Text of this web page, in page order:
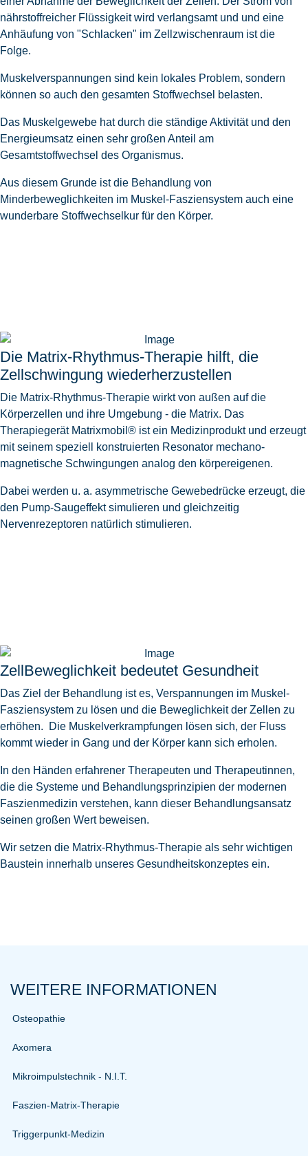
nährstoffreicher Flüssigkeit wird verlangsamt und und eine
Anhäufung von "Schlacken" im Zellzwischenraum ist die
Folge.
Muskelverspannungen sind kein lokales Problem, sondern
können so auch den gesamten Stoffwechsel belasten.
Das Muskelgewebe hat durch die ständige Aktivität und den
Energieumsatz einen sehr großen Anteil am
Gesamtstoffwechsel des Organismus.
Aus diesem Grunde ist die Behandlung von
Minderbeweglichkeiten im Muskel-Fasziensystem auch eine
wunderbare Stoffwechselkur für den Körper.
Die Matrix-Rhythmus-Therapie hilft, die
Zellschwingung wiederherzustellen
Die Matrix-Rhythmus-Therapie wirkt von außen auf die
Körperzellen und ihre Umgebung - die Matrix. Das
Therapiegerät Matrixmobil® ist ein Medizinprodukt und erzeugt
mit seinem speziell konstruierten Resonator mechano-
magnetische Schwingungen analog den körpereigenen.
Dabei werden u. a. asymmetrische Gewebedrücke erzeugt, die
den Pump-Saugeffekt simulieren und gleichzeitig
Nervenrezeptoren natürlich stimulieren.
ZellBeweglichkeit bedeutet Gesundheit
Das Ziel der Behandlung ist es, Verspannungen im Muskel-
Fasziensystem zu lösen und die Beweglichkeit der Zellen zu
erhöhen. Die Muskelverkrampfungen lösen sich, der Fluss
kommt wieder in Gang und der Körper kann sich erholen.
In den Händen erfahrener Therapeuten und Therapeutinnen,
die die Systeme und Behandlungsprinzipien der modernen
Faszienmedizin verstehen, kann dieser Behandlungsansatz
seinen großen Wert beweisen.
Wir setzen die Matrix-Rhythmus-Therapie als sehr wichtigen
Baustein innerhalb unseres Gesundheitskonzeptes ein.
WEITERE INFORMATIONEN
Osteopathie
Axomera
Mikroimpulstechnik - N.I.T.
Faszien-Matrix-Therapie
Triggerpunkt-Medizin